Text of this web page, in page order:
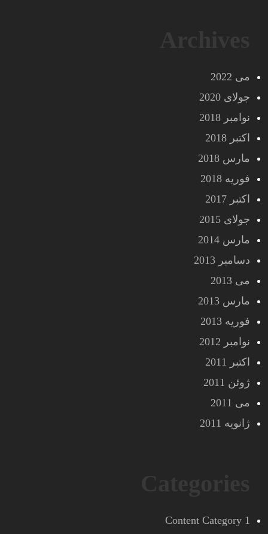
می 2022
جولای 2020
نوامبر 2018
اکتبر 2018
مارس 2018
فوریه 2018
اکتبر 2017
جولای 2015
مارس 2014
دسامبر 2013
می 2013
مارس 2013
فوریه 2013
نوامبر 2012
اکتبر 2011
ژوئن 2011
می 2011
ژانویه 2011
Content Category 1